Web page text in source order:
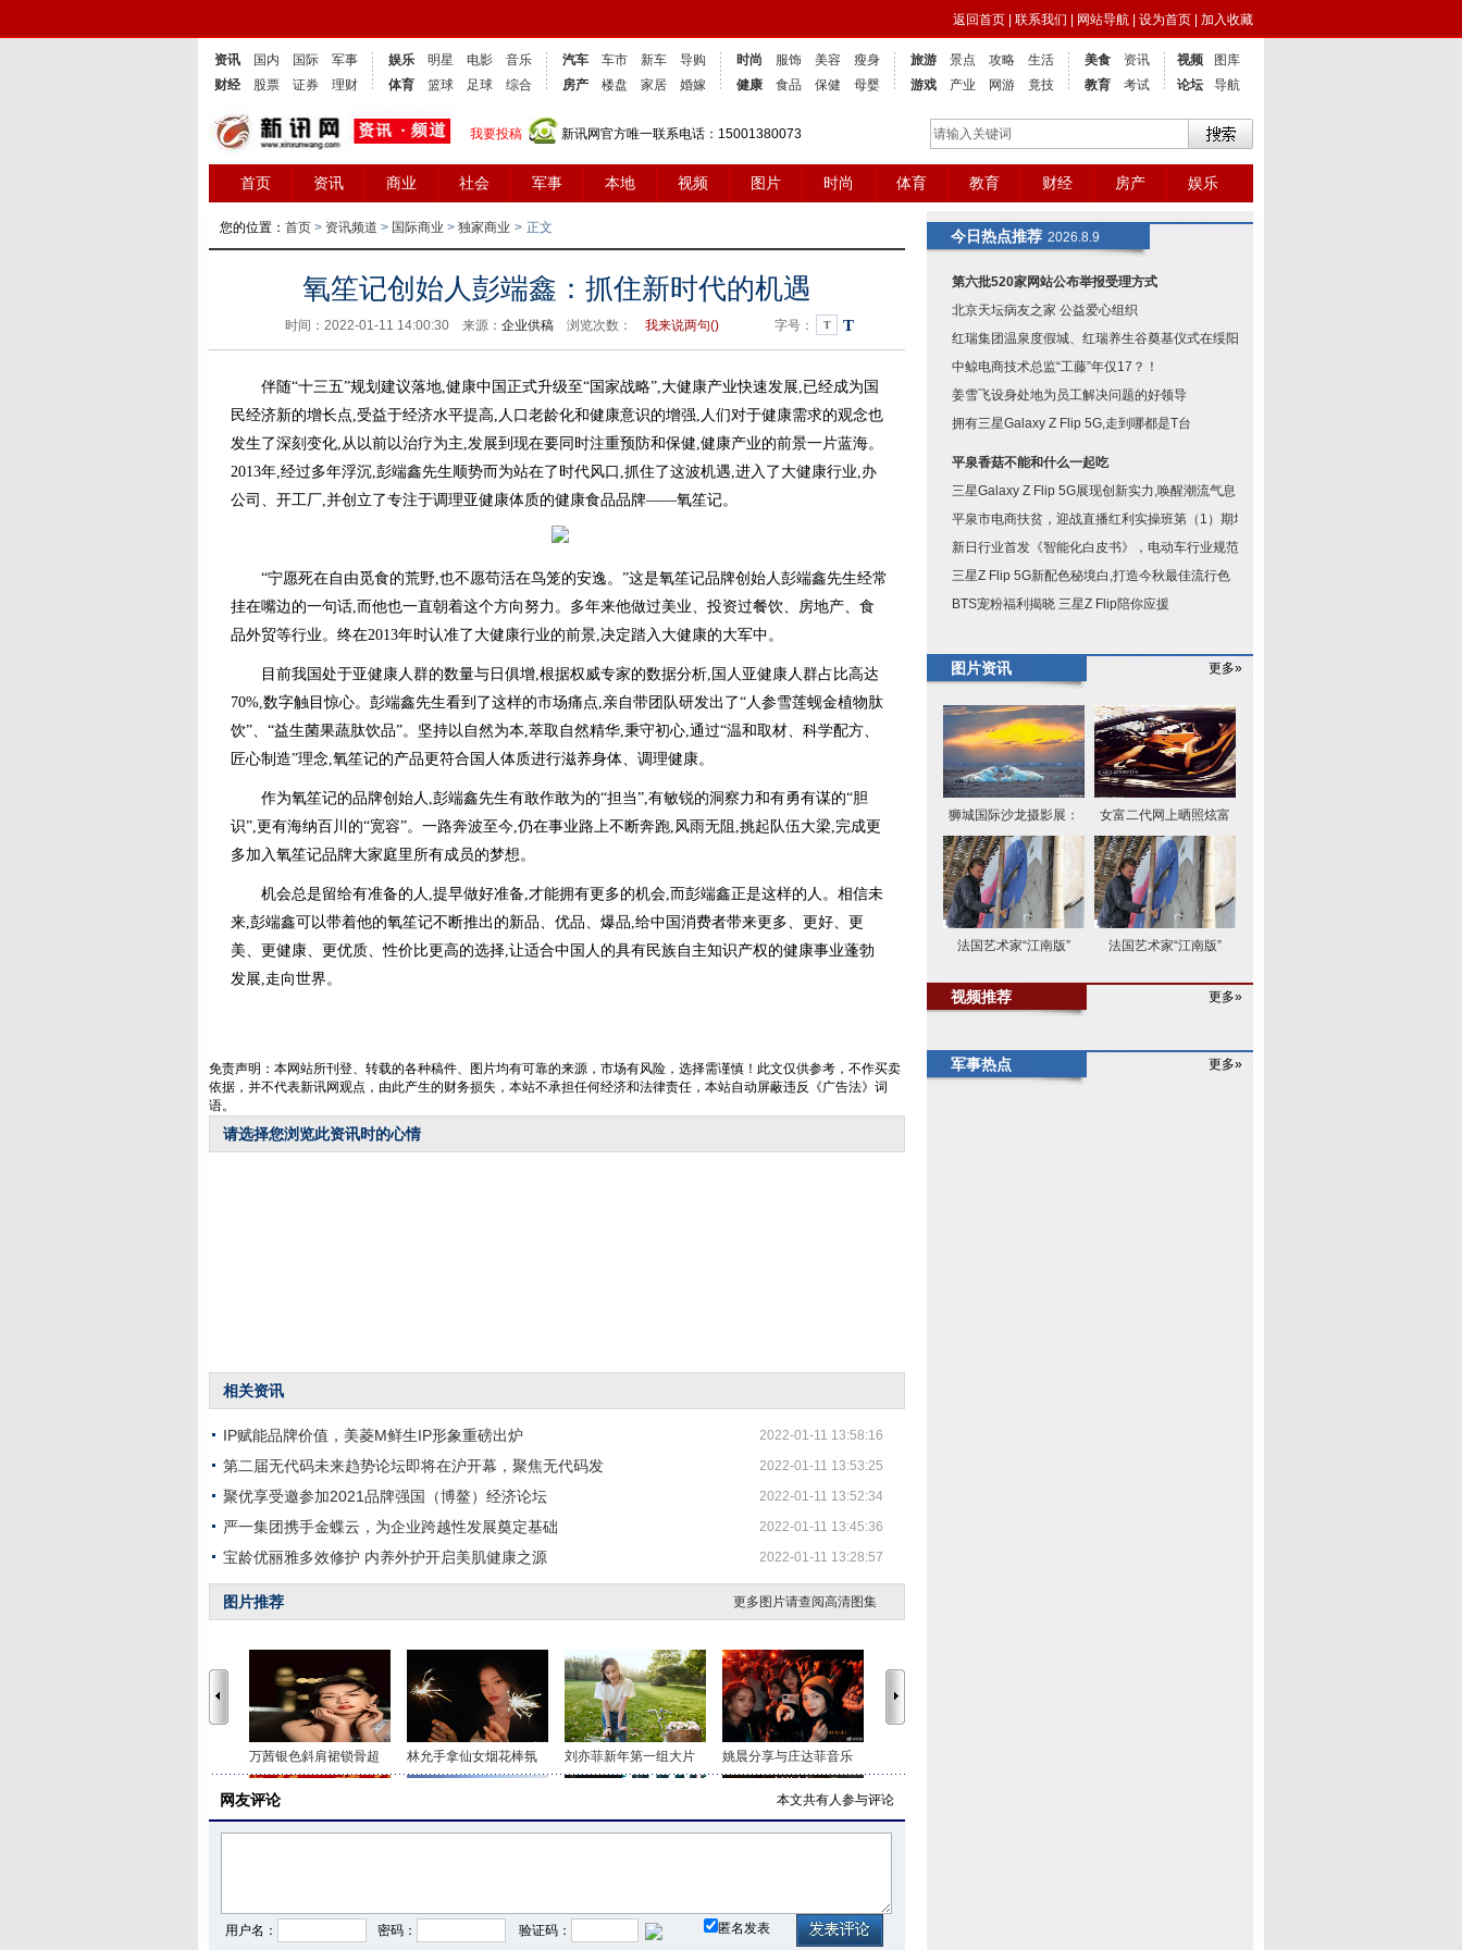
返回首页 联系我们 网站导航 设为首页 加入收藏
资讯 国内 国际
军事
财经
股票 证券 理财
娱乐 明星 电影
音乐
体育
篮球 足球 综合
汽车 车市 新车
导购
房产
楼盘 家居 婚嫁
时尚 服饰 美容
瘦身
健康
食品 保健 母婴
旅游 景点 攻略
生活
游戏
产业 网游 竟技
美食
资讯
教育
考试
视频
图库
论坛
导航
我要投稿 新讯网官方唯一联系电话：15001380073
首页 资讯 商业 社会 军事 本地 视频 图片 时尚 体育 教育 财经 房产 娱乐
您的位置： 首页 > 资讯频道 > 国际商业 > 独家商业 > 正文
氧笙记创始人彭端鑫：抓住新时代的机遇
时间：2022-01-11 14:00:30 来源： 企业供稿 浏览次数： 我来说两句() 字号： T T
伴随“十三五”规划建议落地,健康中国正式升级至“国家战略”,大健康产业快速发展,已经成为国
民经济新的增长点,受益于经济水平提高,人口老龄化和健康意识的增强,人们对于健康需求的观念也
发生了深刻变化,从以前以治疗为主,发展到现在要同时注重预防和保健,健康产业的前景一片蓝海。
2013年,经过多年浮沉,彭端鑫先生顺势而为站在了时代风口,抓住了这波机遇,进入了大健康行业,办
公司、开工厂,并创立了专注于调理亚健康体质的健康食品品牌——氧笙记。
“宁愿死在自由觅食的荒野,也不愿苟活在鸟笼的安逸。”这是氧笙记品牌创始人彭端鑫先生经常
挂在嘴边的一句话,而他也一直朝着这个方向努力。多年来他做过美业、投资过餐饮、房地产、食
品外贸等行业。终在2013年时认准了大健康行业的前景,决定踏入大健康的大军中。
目前我国处于亚健康人群的数量与日俱增,根据权威专家的数据分析,国人亚健康人群占比高达
70%,数字触目惊心。彭端鑫先生看到了这样的市场痛点,亲自带团队研发出了“人参雪莲蚬金植物肽
饮”、“益生菌果蔬肽饮品”。坚持以自然为本,萃取自然精华,秉守初心,通过“温和取材、科学配方、
匠心制造”理念,氧笙记的产品更符合国人体质进行滋养身体、调理健康。
作为氧笙记的品牌创始人,彭端鑫先生有敢作敢为的“担当”,有敏锐的洞察力和有勇有谋的“胆
识”,更有海纳百川的“宽容”。一路奔波至今,仍在事业路上不断奔跑,风雨无阻,挑起队伍大梁,完成更
多加入氧笙记品牌大家庭里所有成员的梦想。
机会总是留给有准备的人,提早做好准备,才能拥有更多的机会,而彭端鑫正是这样的人。相信未
来,彭端鑫可以带着他的氧笙记不断推出的新品、优品、爆品,给中国消费者带来更多、更好、更
美、更健康、更优质、性价比更高的选择,让适合中国人的具有民族自主知识产权的健康事业蓬勃
发展,走向世界。
免责声明：本网站所刊登、转载的各种稿件、图片均有可靠的来源，市场有风险，选择需谨慎！此文仅供参考，不作买卖
依据，并不代表新讯网观点，由此产生的财务损失，本站不承担任何经济和法律责任，本站自动屏蔽违反《广告法》词
语。
请选择您浏览此资讯时的心情
相关资讯
IP赋能品牌价值，美菱M鲜生IP形象重磅出炉 2022-01-11 13:58:16
第二届无代码未来趋势论坛即将在沪开幕，聚焦无代码发 2022-01-11 13:53:25
聚优享受邀参加2021品牌强国（博鳌）经济论坛 2022-01-11 13:52:34
严一集团携手金蝶云，为企业跨越性发展奠定基础 2022-01-11 13:45:36
宝龄优丽雅多效修护 内养外护开启美肌健康之源 2022-01-11 13:28:57
更多图片请查阅高清图集
图片推荐
万茜银色斜肩裙锁骨超 林允手拿仙女烟花棒氛 刘亦菲新年第一组大片 姚晨分享与庄达菲音乐
网友评论 本文共有人参与评论
用户名： 密码： 验证码： 匿名发表
今日热点推荐 2026.8.9
第六批520家网站公布举报受理方式
北京天坛病友之家 公益爱心组织
红瑞集团温泉度假城、红瑞养生谷奠基仪式在绥阳举
中鲸电商技术总监“工藤”年仅17？！
姜雪飞设身处地为员工解决问题的好领导
拥有三星Galaxy Z Flip 5G,走到哪都是T台
平泉香菇不能和什么一起吃
三星Galaxy Z Flip 5G展现创新实力,唤醒潮流气息
平泉市电商扶贫，迎战直播红利实操班第（1）期培
新日行业首发《智能化白皮书》，电动车行业规范已
三星Z Flip 5G新配色秘境白,打造今秋最佳流行色
BTS宠粉福利揭晓 三星Z Flip陪你应援
图片资讯 更多»
狮城国际沙龙摄影展： 女富二代网上晒照炫富
法国艺术家“江南版” 法国艺术家“江南版”
视频推荐 更多»
军事热点 更多»